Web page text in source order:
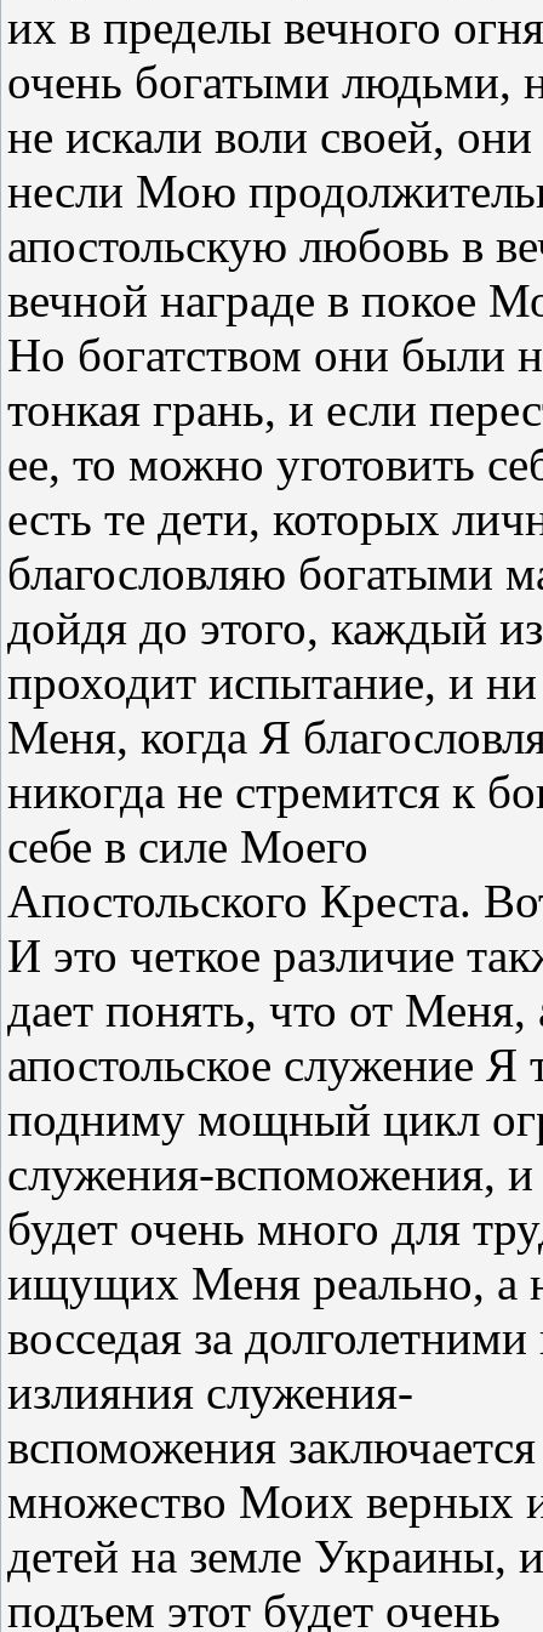
их в пределы вечного
очень богатыми людьми,
не искали воли своей,
несли Мою
апостольскую любовь в
вечной награде в покое
Но богатством они были
тонкая грань, и если
ее, то можно уготовить
есть те дети, которых
благословляю богатыми
дойдя до этого, каждый
проходит испытание, и
Меня, когда Я
никогда не стремится к
себе в силе Моего
Апостольского Креста.
И это четкое различие
дает понять, что от Меня,
апостольское служение Я
подниму мощный цикл
служения-вспоможения, и
будет очень много для
ищущих Меня реально, а
восседая за
излияния служения-
вспоможения
множество Моих верных
детей на земле Украины,
подъем этот будет очень